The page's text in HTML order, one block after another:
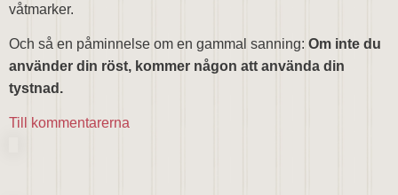
våtmarker.
Och så en påminnelse om en gammal sanning: Om inte du
använder din röst, kommer någon att använda din
tystnad.
Till kommentarerna